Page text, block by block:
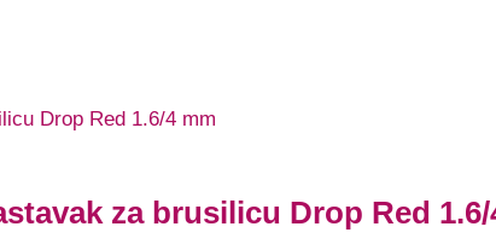
za brusilicu Drop Red 1.6/